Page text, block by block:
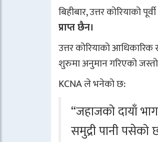
बिहीबार, उत्तर कोरियाको
प्राप्त छैन।
उत्तर कोरियाको आधिकारिक
शुरुमा अनुमान गरिएको
KCNA ले भनेको छ:
“जहाजको दायाँ
समुद्री पानी पसेको